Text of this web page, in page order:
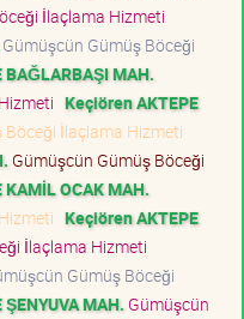
İlaçlama Hizmeti
Gümüşcün Gümüş Böceği
MAH.
Keçiören AKTEPE
İlaçlama Hizmeti
Gümüşcün Gümüş Böceği
OCAK MAH.
Keçiören AKTEPE
İlaçlama Hizmeti
Gümüş Böceği
MAH. Gümüşcün